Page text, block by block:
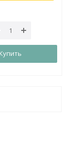
Купить